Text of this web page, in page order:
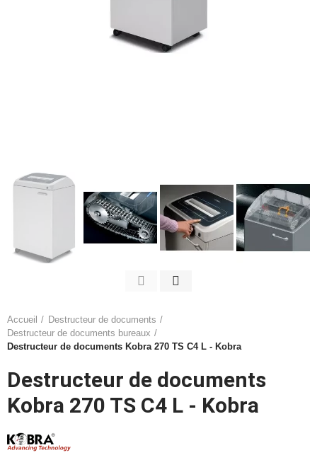
Accueil
Destructeur de documents
Destructeur de documents bureaux
Destructeur de documents Kobra 270 TS C4 L - Kobra
Destructeur de documents
Kobra 270 TS C4 L - Kobra